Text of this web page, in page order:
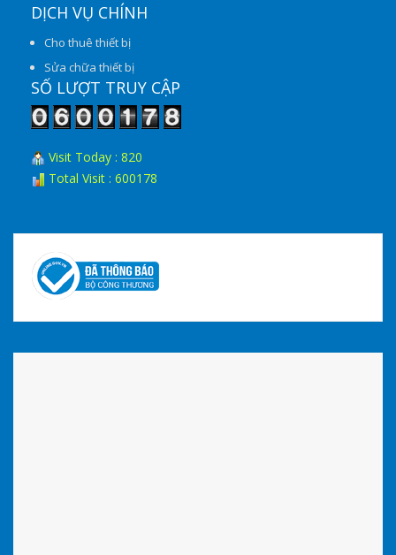
DỊCH VỤ CHÍNH
Cho thuê thiết bị
Sửa chữa thiết bị
SỐ LƯỢT TRUY CẬP
Visit Today : 820
Total Visit : 600178